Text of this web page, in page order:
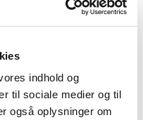
indhold og
til sociale medier og til
også oplysninger om
fans verden over i
mørke, intense
kontrakt med Rough
deres
Hands With